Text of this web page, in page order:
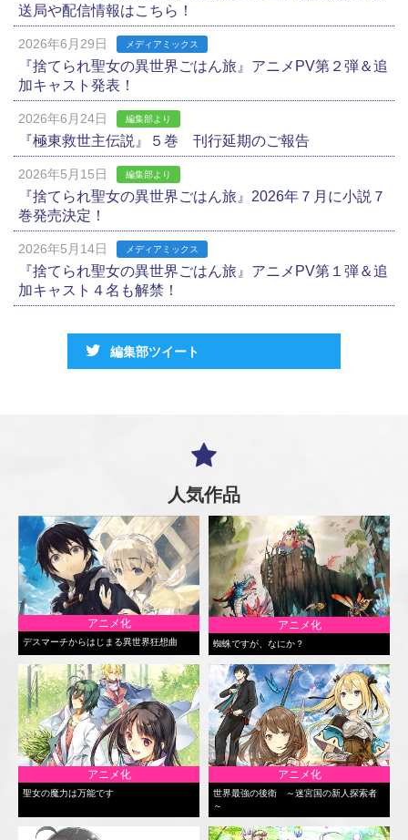
送局や配信情報はこちら！
2026年6月29日 メディアミックス
『捨てられ聖女の異世界ごはん旅』アニメPV第２弾＆追
加キャスト発表！
2026年6月24日 編集部より
『極東救世主伝説』５巻 刊行延期のご報告
2026年5月15日 編集部より
『捨てられ聖女の異世界ごはん旅』2026年７月に小説７
巻発売決定！
2026年5月14日 メディアミックス
『捨てられ聖女の異世界ごはん旅』アニメPV第１弾＆追
加キャスト４名も解禁！
編集部ツイート
人気作品
アニメ化
デスマーチからはじまる異世界狂想曲
アニメ化
蜘蛛ですが、なにか？
アニメ化
聖女の魔力は万能です
アニメ化
世界最強の後衛 ～迷宮国の新人探索者
～